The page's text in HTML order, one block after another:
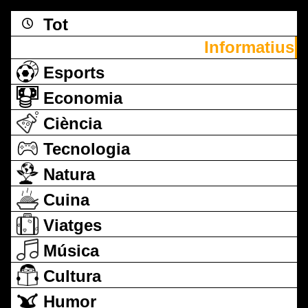
Tot
Informatius
Esports
Economia
Ciència
Tecnologia
Natura
Cuina
Viatges
Música
Cultura
Humor